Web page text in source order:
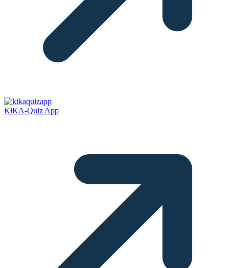
KiKA-Quiz App